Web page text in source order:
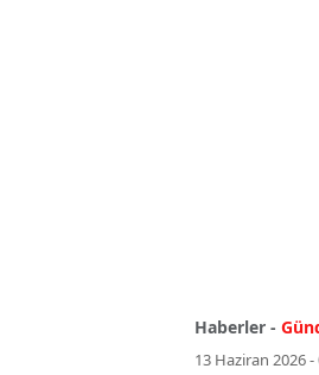
Haberler -
13 Haziran 2026 -